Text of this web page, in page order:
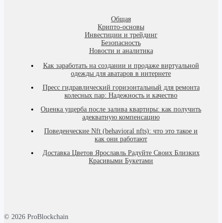
Общая
Крипто-основы
Инвестиции и трейдинг
Безопасность
Новости и аналитика
Как заработать на создании и продаже виртуальной
одежды для аватаров в интернете
Пресс гидравлический горизонтальный для ремонта
колесных пар: Надежность и качество
Оценка ущерба после залива квартиры: как получить
адекватную компенсацию
Поведенческие Nft (behavioral nfts): что это такое и
как они работают
Доставка Цветов Ярославль Радуйте Своих Близких
Красивыми Букетами
© 2026 ProBlockchain